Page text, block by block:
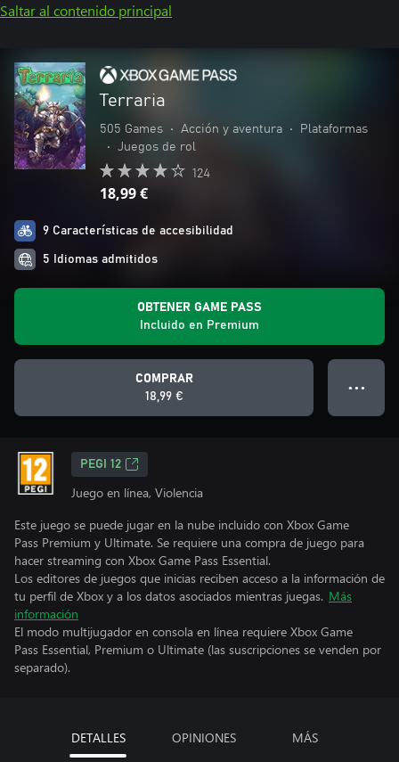
Saltar al contenido principal
Terraria
505 Games • Acción y aventura •
Plataformas
•
Juegos de rol
124
18,99 €
9 Características de accesibilidad
5 Idiomas admitidos
OBTENER GAME PASS
Incluido en Premium
COMPRAR
18,99 €
● ● ●
PEGI 12
Juego en línea, Violencia
Este juego se puede jugar en la nube incluido con Xbox Game
Pass Premium y Ultimate. Se requiere una compra de juego para
hacer streaming con Xbox Game Pass Essential.
Los editores de juegos que inicias reciben acceso a la información de
tu perfil de Xbox y a los datos asociados mientras juegas. Más
información
El modo multijugador en consola en línea requiere Xbox Game
Pass Essential, Premium o Ultimate (las suscripciones se venden por
separado).
DETALLES OPINIONES MÁS